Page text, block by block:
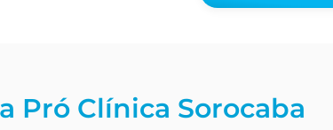
Pró Clínica Sorocaba